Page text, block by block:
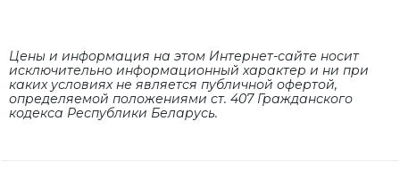
Цены и информация на этом Интернет-сайте носит
исключительно информационный характер и ни при
каких условиях не является публичной офертой,
определяемой положениями cт. 407 Гражданского
кодекса Республики Беларусь.